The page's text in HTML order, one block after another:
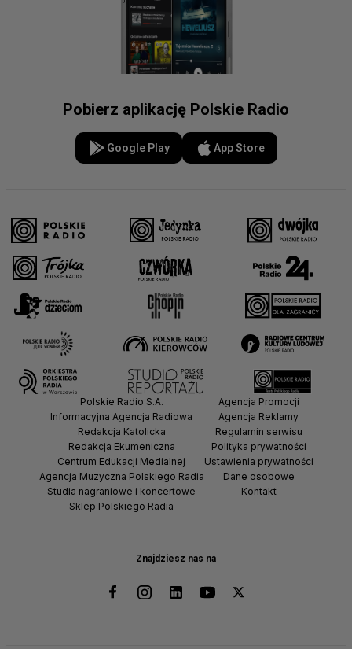
Pobierz aplikację Polskie Radio
Google Play App Store
Znajdziesz nas na
Polskie Radio S.A.
Informacyjna Agencja Radiowa
Redakcja Katolicka
Redakcja Ekumeniczna
Centrum Edukacji Medialnej
Agencja Muzyczna Polskiego Radia
Studia nagraniowe i koncertowe
Sklep Polskiego Radia
Agencja Promocji
Agencja Reklamy
Regulamin serwisu
Polityka prywatności
Ustawienia prywatności
Dane osobowe
Kontakt